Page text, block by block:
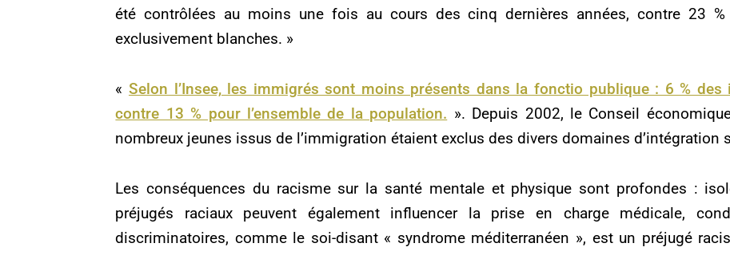
été contrôlées au moins une fois au cours des cinq dernières années, contre 23
exclusivement blanches. »
« Selon l’Insee, les immigrés sont moins présents dans la fonctio publique : 6 %
contre 13 % pour l’ensemble de la population. ». Depuis 2002, le Conseil
nombreux jeunes issus de l’immigration étaient exclus des divers domaines d’intégration
Les conséquences du racisme sur la santé mentale et physique sont profondes :
préjugés raciaux peuvent également influencer la prise en charge médicale,
discriminatoires, comme le soi-disant « syndrome méditerranéen », est un préjugé